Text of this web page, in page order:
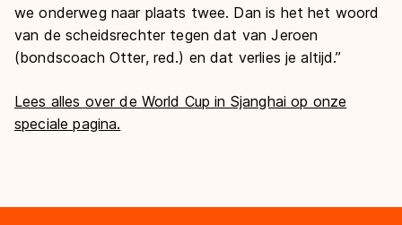
we onderweg naar plaats twee. Dan is het het woord
van de scheidsrechter tegen dat van Jeroen
(bondscoach Otter, red.) en dat verlies je altijd.”
Lees alles over de World Cup in Sjanghai op onze
speciale pagina.